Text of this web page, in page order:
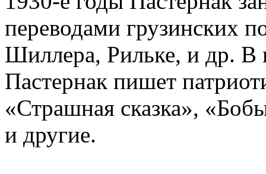
переводами грузинских
Шиллера, Рильке, и др.
Пастернак пишет
«Страшная сказка»,
и другие.